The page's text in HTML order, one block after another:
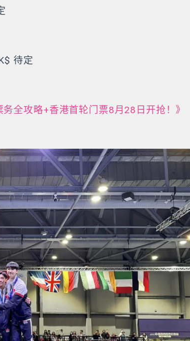
待定
务全攻略+香港首轮门票8月28日开抢！》